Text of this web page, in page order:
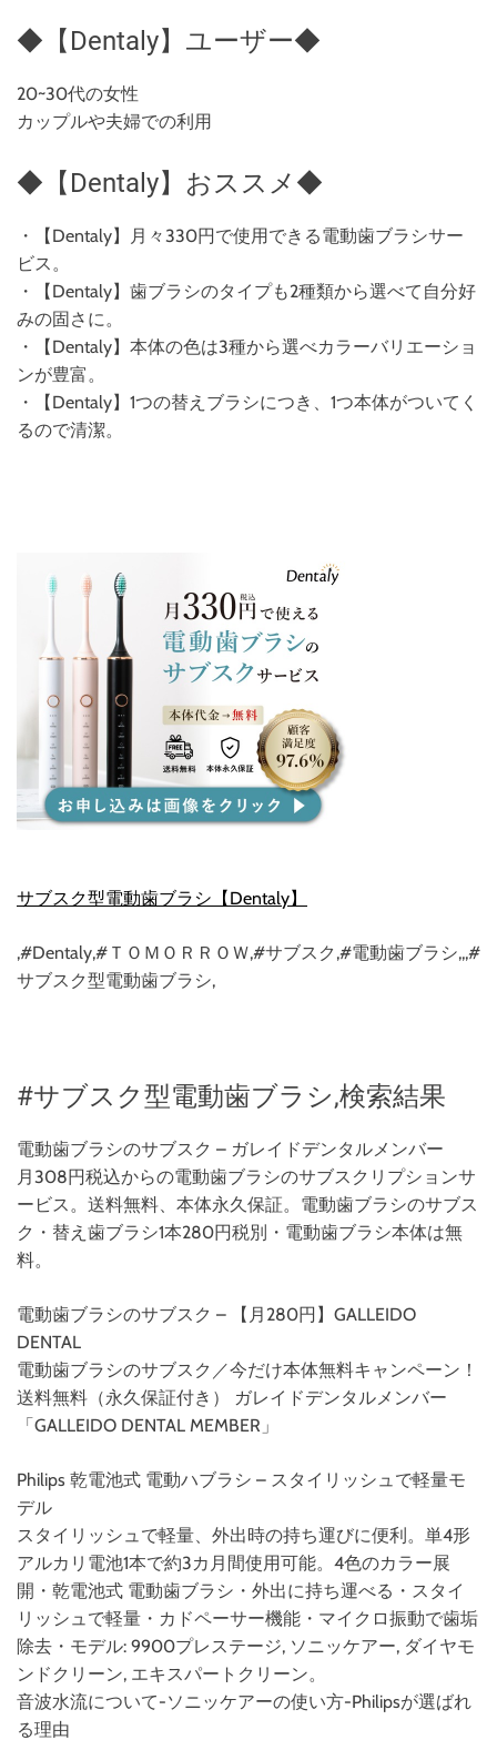
◆【Dentaly】ユーザー◆
20~30代の女性
カップルや夫婦での利用
◆【Dentaly】おススメ◆
・【Dentaly】月々330円で使用できる電動歯ブラシサー
ビス。
・【Dentaly】歯ブラシのタイプも2種類から選べて自分好
みの固さに。
・【Dentaly】本体の色は3種から選べカラーバリエーショ
ンが豊富。
・【Dentaly】1つの替えブラシにつき、1つ本体がついてく
るので清潔。
サブスク型電動歯ブラシ【Dentaly】
,#Dentaly,#ＴＯＭＯＲＲＯＷ,#サブスク,#電動歯ブラシ,,,#
サブスク型電動歯ブラシ,
#サブスク型電動歯ブラシ,検索結果
電動歯ブラシのサブスク – ガレイドデンタルメンバー
月308円税込からの電動歯ブラシのサブスクリプションサ
ービス。送料無料、本体永久保証。電動歯ブラシのサブス
ク・替え歯ブラシ1本280円税別・電動歯ブラシ本体は無
料。
電動歯ブラシのサブスク – 【月280円】GALLEIDO
DENTAL
電動歯ブラシのサブスク／今だけ本体無料キャンペーン！
送料無料（永久保証付き） ガレイドデンタルメンバー
「GALLEIDO DENTAL MEMBER」
Philips 乾電池式 電動ハブラシ – スタイリッシュで軽量モ
デル
スタイリッシュで軽量、外出時の持ち運びに便利。単4形
アルカリ電池1本で約3カ月間使用可能。4色のカラー展
開・乾電池式 電動歯ブラシ・外出に持ち運べる・スタイ
リッシュで軽量・カドペーサー機能・マイクロ振動で歯垢
除去・モデル: 9900プレステージ, ソニッケアー, ダイヤモ
ンドクリーン, エキスパートクリーン。
音波水流について-ソニッケアーの使い方-Philipsが選ばれ
る理由